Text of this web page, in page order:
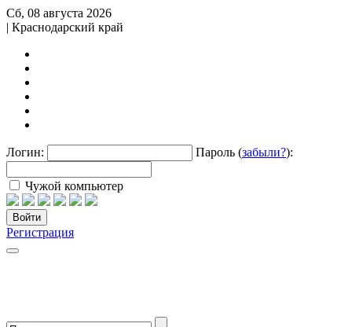
Сб, 08 августа 2026
| Краснодарский край
Логин: Пароль (забыли?):
Чужой компьютер
Войти
Регистрация